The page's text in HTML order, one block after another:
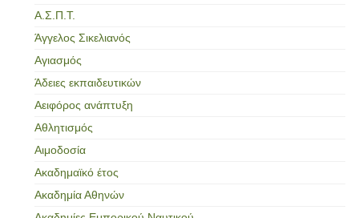
Α.Σ.Π.Τ.
Άγγελος Σικελιανός
Αγιασμός
Άδειες εκπαιδευτικών
Αειφόρος ανάπτυξη
Αθλητισμός
Αιμοδοσία
Ακαδημαϊκό έτος
Ακαδημία Αθηνών